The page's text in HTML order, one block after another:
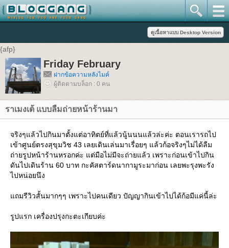
{afp}
Friday February
ฝากข้อความหลังไมค์
ผู้ติดตามบล็อก : 0 คน
ราเมงเต้ แบบลืมถ่ายหน้าร้านมา
จริงๆแล้วไปกินมาตั้งแต่อาทิตย์ที่แล้วนู้นนนแล้วล่ะค่ะ ตอนเรารถไป
เข้าศูนย์ตรงสุขุมวิช 43 เลยเดินเล่นมาเรื่อยๆ แล้วก้อจริงๆไม่ได้ลืม
ถ่ายรูปหน้าร้านหรอกค่ะ แต่มือไม่มีจะถ่ายแล้ว เพราะก่อนเข้าไปกิน
ดันไปเดินร้าน 60 บาท กะคัสตาร์ดนากามูระมาก่อน เลยพะรุงพะรัง
ไปหน่อยนึง
แถมรีวิวสั้นมากๆๆ เพราะไปคนเดียว ปัญญากินเข้าไปได้ก้อมีแค่นี้ล่ะ
รูปแรก เครื่องปรุงกะตะเกียบค่ะ